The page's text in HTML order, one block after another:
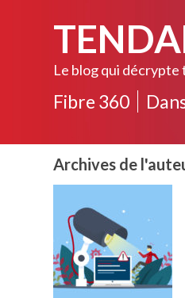
Le blog qui
Fibre 360
Archives de